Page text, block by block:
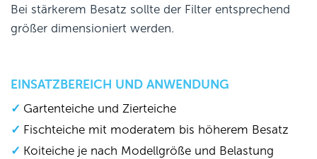
Bei stärkerem Besatz sollte der Filter entsprechend
größer dimensioniert werden.
EINSATZBEREICH UND ANWENDUNG
Gartenteiche und Zierteiche
Fischteiche mit moderatem bis höherem Besatz
Koiteiche je nach Modellgröße und Belastung